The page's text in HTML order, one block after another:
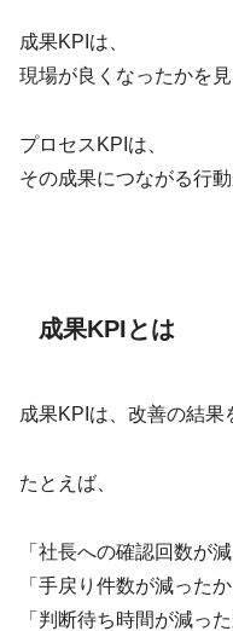
成果KPIは、
現場が良くなったかを見
プロセスKPIは、
その成果につながる行
成果KPIとは
成果KPIは、改善の結果
たとえば、
「社長への確認回数が減
「手戻り件数が減ったか
「判断待ち時間が減った